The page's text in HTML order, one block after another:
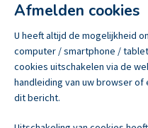
Afmelden cookies
U heeft altijd de mogelijkheid
computer / smartphone /
cookies uitschakelen via de
handleiding van uw browser of
dit bericht.